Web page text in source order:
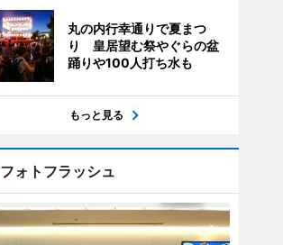
丸の内行幸通りで夏まつ
り 皇居望む祭やぐらの盆
踊りや100人打ち水も
もっと見る
フォトフラッシュ